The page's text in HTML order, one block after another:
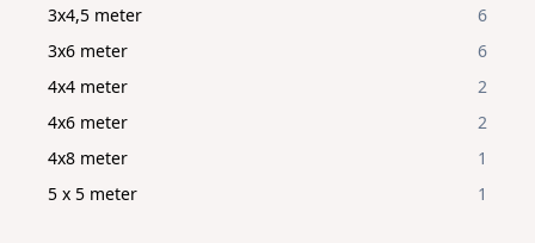
3x4,5 meter
6
3x6 meter
6
4x4 meter
2
4x6 meter
2
4x8 meter
1
5 x 5 meter
1